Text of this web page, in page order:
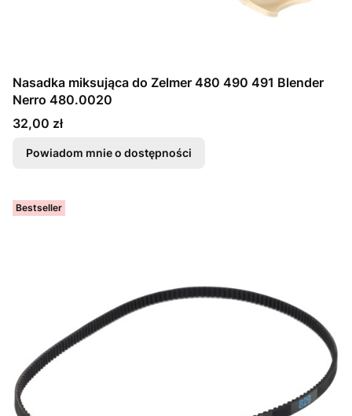
Nasadka miksująca do Zelmer 480 490 491 Blender
Nerro 480.0020
Cena
32,00 zł
Powiadom mnie o dostępności
Bestseller